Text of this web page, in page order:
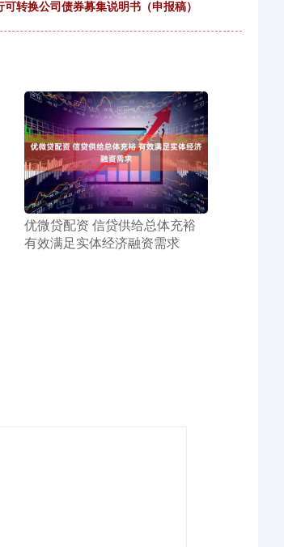
转换公司债券募集说明书（申报稿）
​优微贷配资 信贷供给总体充裕
有效满足实体经济融资需求